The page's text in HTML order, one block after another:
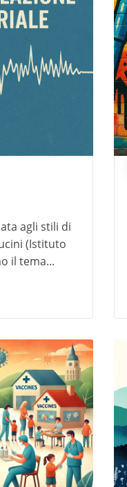
agli stili di
(Istituto
il tema...